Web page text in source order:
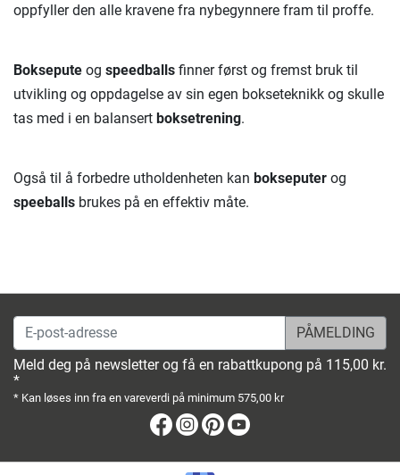
oppfyller den alle kravene fra nybegynnere fram til proffe.
Boksepute og speedballs finner først og fremst bruk til
utvikling og oppdagelse av sin egen bokseteknikk og skulle
tas med i en balansert boksetrening.
Også til å forbedre utholdenheten kan bokseputer og
speeballs brukes på en effektiv måte.
E-post-adresse
Meld deg på newsletter og få en rabattkupong på 115,00 kr.
*
* Kan løses inn fra en vareverdi på minimum 575,00 kr
Facebook
Instagram
Pinterest